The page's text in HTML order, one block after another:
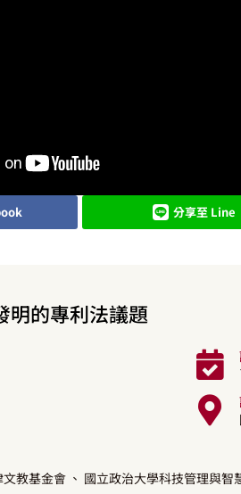
分享至 Line
明的專利法議題
文教基金會 、 國立政治大學科技管理與智